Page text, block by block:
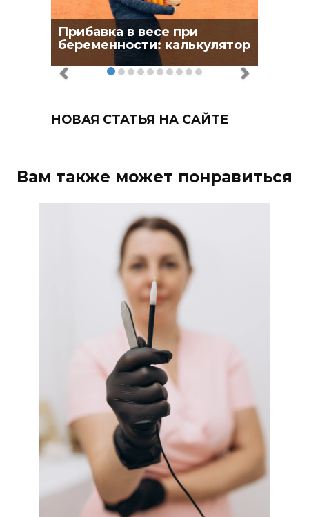
Прибавка в весе при
беременности: калькулятор
НОВАЯ СТАТЬЯ НА САЙТЕ
Вам также может понравиться